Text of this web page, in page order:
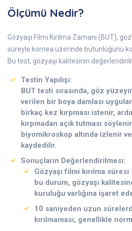
Ölçümü Nedir?
Gözyaşı Filmi Kırılma Zamanı (BUT),
süreyle kornea üzerinde bütünlüğünü
Bu test, gözyaşı kalitesinin
Testin Yapılışı:
BUT testi sırasında, göz
verilen bir boya damlası
birkaç kez kırpması istenir,
kırpmadan açık tutması
biyomikroskop altında izlenir ve
kaydedilir.
Sonuçların Değerlendirilmesi:
Gözyaşı filmi kırılma
bu durum, gözyaşı
kuruluğu varlığına işaret
10 saniyeden uzun
kırılmaması, genellikle